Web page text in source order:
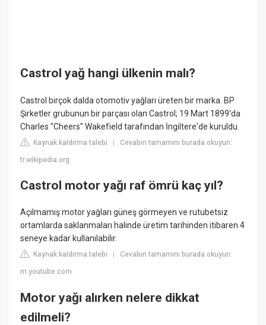
Castrol yağ hangi ülkenin malı?
Castrol birçok dalda otomotiv yağları üreten bir marka. BP
Şirketler grubunun bir parçası olan Castrol; 19 Mart 1899'da
Charles "Cheers" Wakefield tarafından İngiltere'de kuruldu.
Kaynak kaldırma talebi |Cevabın tamamını burada okuyun:
tr.wikipedia.org
Castrol motor yağı raf ömrü kaç yıl?
Açılmamış motor yağları güneş görmeyen ve rutubetsiz
ortamlarda saklanmaları halinde üretim tarihinden itibaren 4
seneye kadar kullanılabilir.
Kaynak kaldırma talebi |Cevabın tamamını burada okuyun:
m.youtube.com
Motor yağı alırken nelere dikkat
edilmeli?